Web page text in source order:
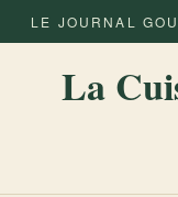
LE JOURNAL
La